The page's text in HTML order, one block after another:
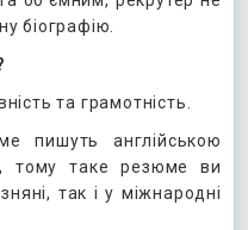
біографію.
та грамотність.
пишуть англійською
тому таке резюме ви
так і у міжнародні